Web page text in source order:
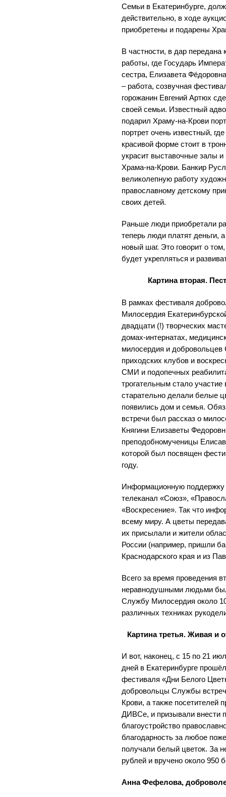
Семьи в Екатеринбурге,
действительно, в ходе
приобретены и подарены
В частности, в дар передана
работы, где Государь
сестра, Елизавета
– работа, созвучная
горожанин Евгений Артюх
своей семьи. Известный
подарил Храму-на-Крови
портрет очень известный,
красивой форме стоит в
украсит выставочные залы
Храма-на-Крови. Банкир
великолепную работу
православному детскому
своих детей.
Раньше люди приобретали
теперь люди платят деньги,
новый шаг. Это говорит о
будет укрепляться и
Картина вторая.
В рамках фестиваля
Милосердия
двадцати (!) творческих
домах-интернатах,
милосердия и
приходских клубов и
СМИ и подопечных
трогательным стало
старательно делали белые
появились дом и семья.
встречи был рассказ о
Княгини Елизаветы
преподобномученицы
которой был посвящен
году.
Информационную
телеканал «Союз»,
«Воскресение». Так что
всему миру. А цветы
их присылали и жители
России (например, пришли
Краснодарского края и из
Всего за время проведения
неравнодушными людьми
Службу Милосердия около
различных техниках
Картина третья. Живая и
И вот, наконец, с 15 по 21
дней в Екатеринбурге
фестиваля «Дни Белого
добровольцы Службы
Крови, а также посетителей
ДИВСе, и призывали внести
благоустройство
благодарность за любое
получали белый цветок. За
рублей и вручено около 950
Анна Фефелова,